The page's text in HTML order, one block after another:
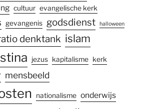
cultuur evangelische kerk
gevangenis godsdienst halloween
denktank islam
jezus kapitalisme kerk
mensbeeld
nationalisme onderwijs